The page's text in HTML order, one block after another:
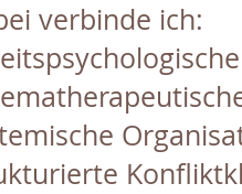
verbinde ich: